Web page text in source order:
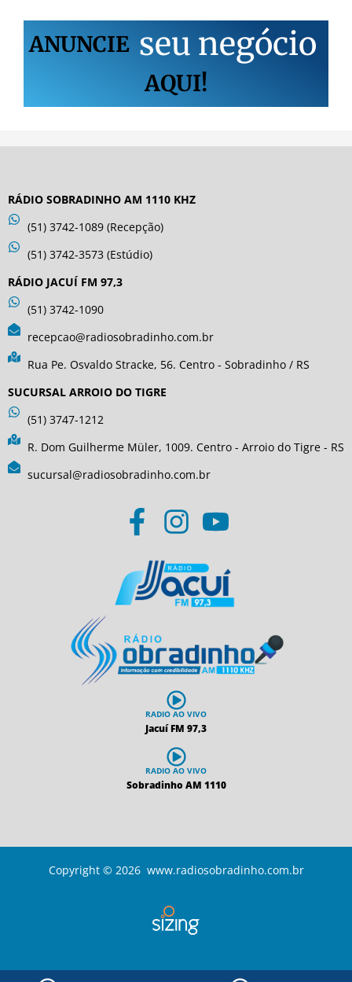
ANUNCIE seu negócio
AQUI!
RÁDIO SOBRADINHO AM 1110 KHZ
(51) 3742-1089 (Recepção)
(51) 3742-3573 (Estúdio)
RÁDIO JACUÍ FM 97,3
(51) 3742-1090
recepcao@radiosobradinho.com.br
Rua Pe. Osvaldo Stracke, 56. Centro - Sobradinho / RS
SUCURSAL ARROIO DO TIGRE
(51) 3747-1212
R. Dom Guilherme Müler, 1009. Centro - Arroio do Tigre - RS
sucursal@radiosobradinho.com.br
RADIO AO VIVO
Jacuí FM 97,3
RADIO AO VIVO
Sobradinho AM 1110
Copyright © 2026 www.radiosobradinho.com.br